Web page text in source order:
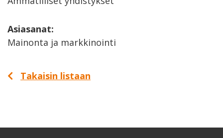
Asiasanat:
Mainonta ja markkinointi
Takaisin listaan